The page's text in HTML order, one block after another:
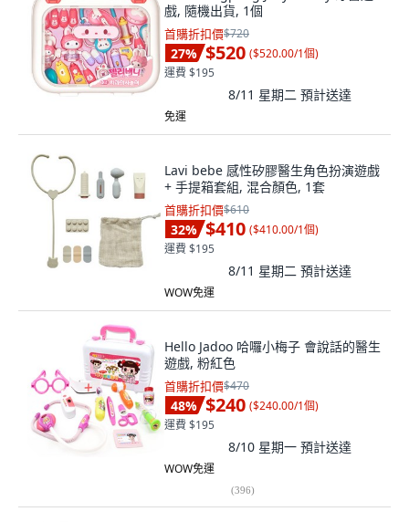
戲, 隨機出貨, 1個
首購折扣價$720
27% $520 ($520.00/1個)
運費 $195
8/11 星期二 預計送達
免運
Lavi bebe 感性矽膠醫生角色扮演遊戲
+ 手提箱套組, 混合顏色, 1套
首購折扣價$610
32% $410 ($410.00/1個)
運費 $195
8/11 星期二 預計送達
WOW免運
Hello Jadoo 哈囉小梅子 會說話的醫生
遊戲, 粉紅色
首購折扣價$470
48% $240 ($240.00/1個)
運費 $195
8/10 星期一 預計送達
WOW免運
(396)